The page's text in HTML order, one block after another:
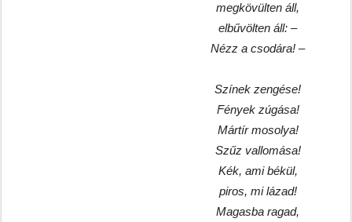
megkövülten áll,
elbűvölten áll: –
Nézz a csodára! –
Színek zengése!
Fények zúgása!
Mártír mosolya!
Szűz vallomása!
Kék, ami békül,
piros, mi lázad!
Magasba ragad,